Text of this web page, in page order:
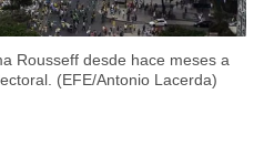
Rousseff desde hace meses a
(EFE/Antonio Lacerda)